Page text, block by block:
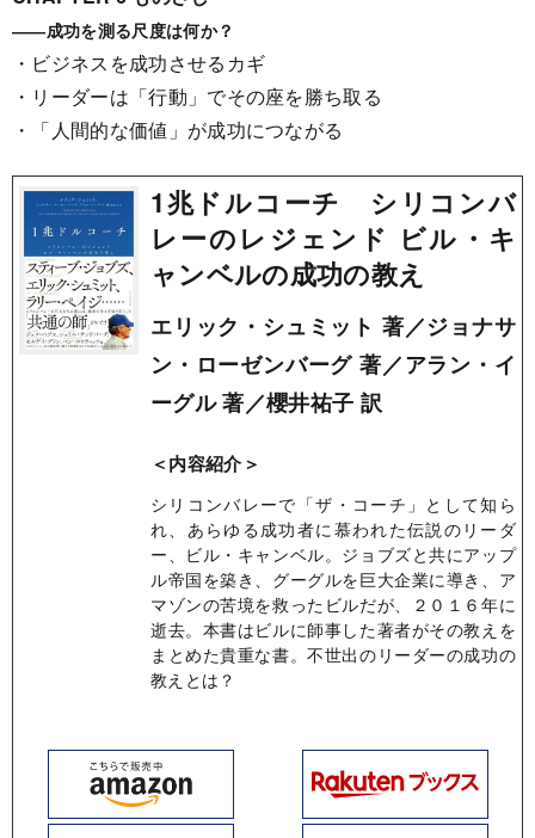
――成功を測る尺度は何か？
・ビジネスを成功させるカギ
・リーダーは「行動」でその座を勝ち取る
・「人間的な価値」が成功につながる
1兆ドルコーチ シリコンバ
レーのレジェンド ビル・キ
ャンベルの成功の教え
エリック・シュミット 著／ジョナサ
ン・ローゼンバーグ 著／アラン・イ
ーグル 著／櫻井祐子 訳
＜内容紹介＞
シリコンバレーで「ザ・コーチ」として知ら
れ、あらゆる成功者に慕われた伝説のリーダ
ー、ビル・キャンベル。ジョブズと共にアップ
ル帝国を築き、グーグルを巨大企業に導き、ア
マゾンの苦境を救ったビルだが、２０１６年に
逝去。本書はビルに師事した著者がその教えを
まとめた貴重な書。不世出のリーダーの成功の
教えとは？